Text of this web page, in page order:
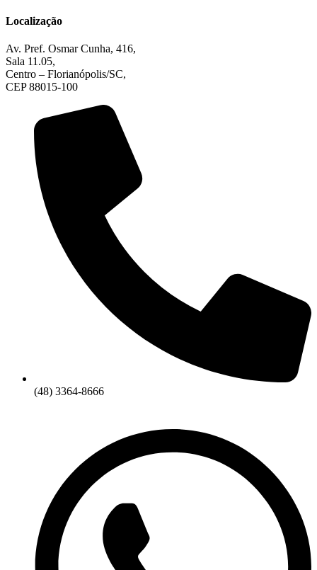
Localização
Av. Pref. Osmar Cunha, 416,
Sala 11.05,
Centro – Florianópolis/SC,
CEP 88015-100
(48) 3364-8666